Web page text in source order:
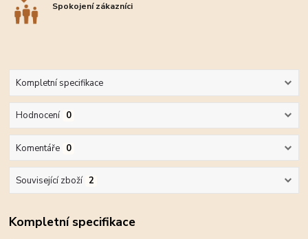
Spokojení zákazníci
Kompletní specifikace
Hodnocení 0
Komentáře 0
Související zboží 2
Kompletní specifikace